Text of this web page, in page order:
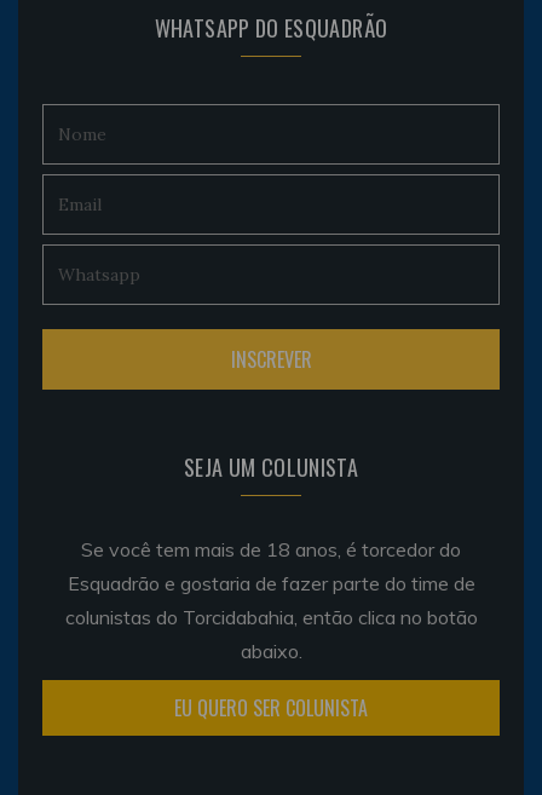
WHATSAPP DO ESQUADRÃO
SEJA UM COLUNISTA
Se você tem mais de 18 anos, é torcedor do
Esquadrão e gostaria de fazer parte do time de
colunistas do Torcidabahia, então clica no botão
abaixo.
EU QUERO SER COLUNISTA